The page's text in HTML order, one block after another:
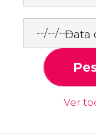
Data
Ver